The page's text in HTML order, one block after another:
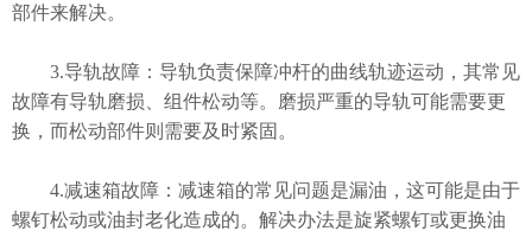
部件来解决。
3.导轨故障：导轨负责保障冲杆的曲线轨迹运动，其常见
故障有导轨磨损、组件松动等。磨损严重的导轨可能需要更
换，而松动部件则需要及时紧固。
4.减速箱故障：减速箱的常见问题是漏油，这可能是由于
螺钉松动或油封老化造成的。解决办法是旋紧螺钉或更换油